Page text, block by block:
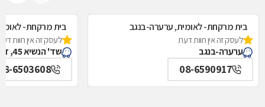
בית מרקחת- לאומית, ערערה-בנגב
לעסק זה אין חוות דעת
ערערה-בנגב
08-6590917
בית מרקחת-
לעסק זה אין חוות
שד' הנשיא 45, דימונה
6503608